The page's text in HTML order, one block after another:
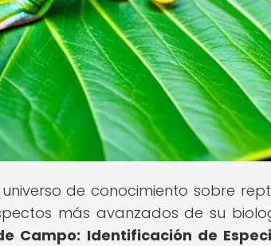
de conocimiento sobre
más avanzados de su
Campo: Identificación de